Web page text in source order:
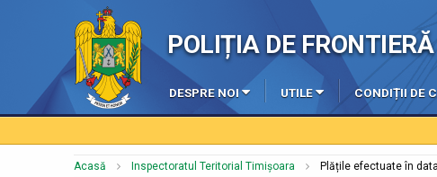
POLIȚIA DE
DESPRE NOI UTILE CONDIȚII DE
Acasă Inspectoratul Teritorial Timișoara Plățile efectuate în